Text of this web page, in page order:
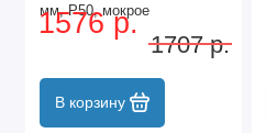
мм, P50, мокрое
шлифование, 5 шт. Matrix
1576 р.
1707 р.
В корзину